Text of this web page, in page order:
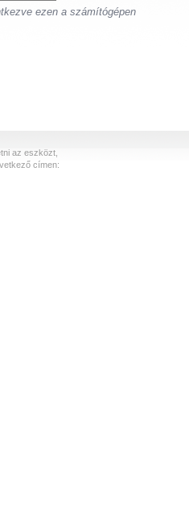
ezen a számítógépen
az eszközt,
címen: